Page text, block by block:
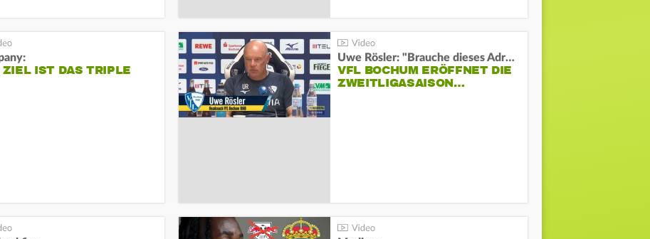
ZIEL IST DAS TRIPLE
Uwe Rösler: "Brauche dieses Adrenalin"
VFL BOCHUM ERÖFFNET DIE
ZWEITLIGASAISON…